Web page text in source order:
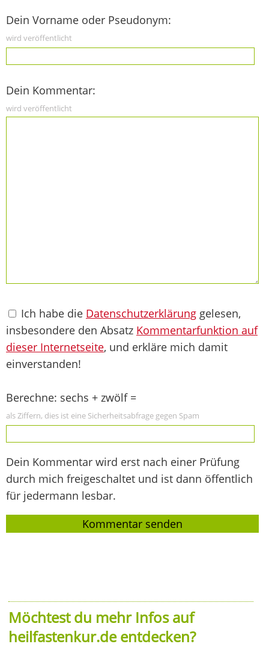
Dein Vorname oder Pseudonym:
wird veröffentlicht
Dein Kommentar:
wird veröffentlicht
Ich habe die Datenschutzerklärung gelesen,
insbesondere den Absatz Kommentarfunktion auf
dieser Internetseite, und erkläre mich damit
einverstanden!
Berechne: sechs + zwölf =
als Ziffern, dies ist eine Sicherheitsabfrage gegen Spam
Dein Kommentar wird erst nach einer Prüfung
durch mich freigeschaltet und ist dann öffentlich
für jedermann lesbar.
Möchtest du mehr Infos auf
heilfastenkur.de entdecken?